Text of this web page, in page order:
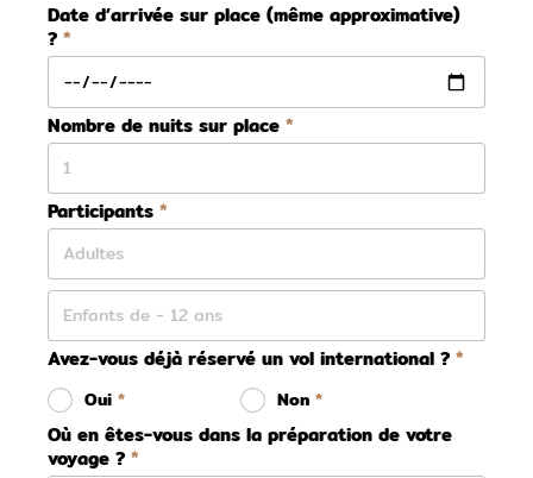
Date d’arrivée sur place (même approximative)
?
Nombre de nuits sur place
Participants
Avez-vous déjà réservé un vol international ?
Oui Non
Où en êtes-vous dans la préparation de votre
voyage ?